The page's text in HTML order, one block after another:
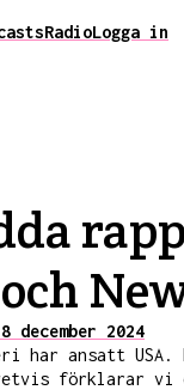
RadioLogga in
december 2024
har ansatt
förklarar vi